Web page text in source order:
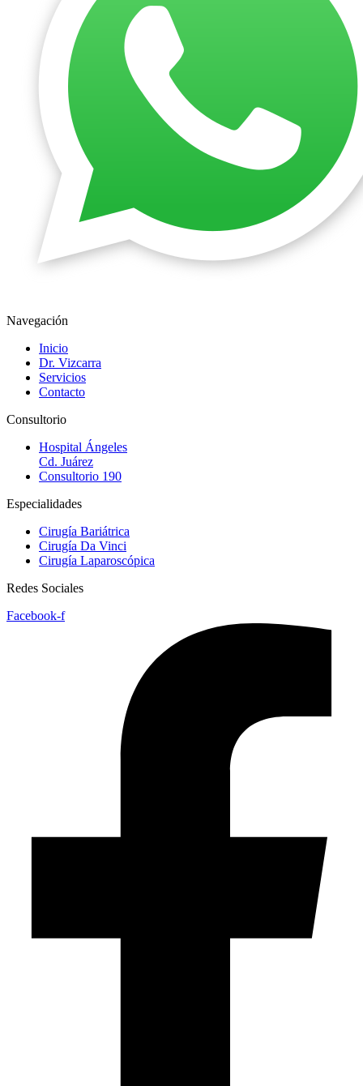
Navegación
Inicio
Dr. Vizcarra
Servicios
Contacto
Consultorio
Hospital Ángeles
Cd. Juárez
Consultorio 190
Especialidades
Cirugía Bariátrica
Cirugía Da Vinci
Cirugía Laparoscópica
Redes Sociales
Facebook-f